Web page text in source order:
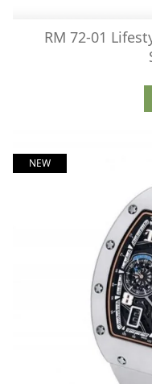
RM 72-01
NEW